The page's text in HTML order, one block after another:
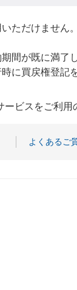
ただけません。
間が既に満了
に買戻権登記
ビスをご利用
よくあるご